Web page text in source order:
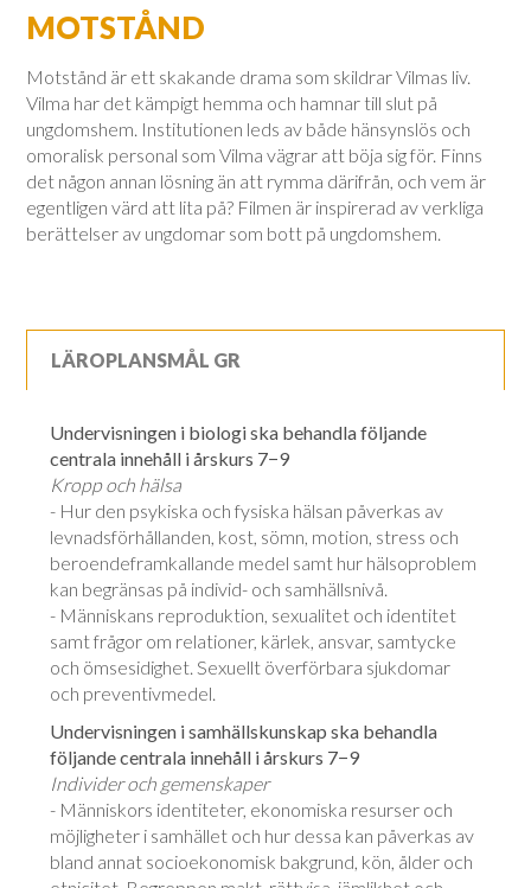
MOTSTÅND
Motstånd är ett skakande drama som skildrar Vilmas liv.
Vilma har det kämpigt hemma och hamnar till slut på
ungdomshem. Institutionen leds av både hänsynslös och
omoralisk personal som Vilma vägrar att böja sig för. Finns
det någon annan lösning än att rymma därifrån, och vem är
egentligen värd att lita på? Filmen är inspirerad av verkliga
berättelser av ungdomar som bott på ungdomshem.
LÄROPLANSMÅL GR
Undervisningen i biologi ska behandla följande
centrala innehåll i årskurs 7−9
Kropp och hälsa
- Hur den psykiska och fysiska hälsan påverkas av
levnadsförhållanden, kost, sömn, motion, stress och
beroendeframkallande medel samt hur hälsoproblem
kan begränsas på individ- och samhällsnivå.
- Människans reproduktion, sexualitet och identitet
samt frågor om relationer, kärlek, ansvar, samtycke
och ömsesidighet. Sexuellt överförbara sjukdomar
och preventivmedel.
Undervisningen i samhällskunskap ska behandla
följande centrala innehåll i årskurs 7−9
Individer och gemenskaper
- Människors identiteter, ekonomiska resurser och
möjligheter i sam­hället och hur dessa kan påverkas av
bland annat socioekonomisk bakgrund, kön, ålder och